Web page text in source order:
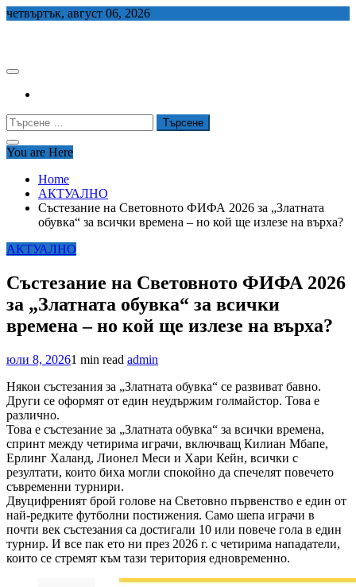
Skip
четвъртък, август 06, 2026
Търсене
за:
You are Here
Home
АКТУАЛНО
Състезание на Световното ФИФА 2026 за „Златната
обувка“ за всички времена – но кой ще излезе на върха?
АКТУАЛНО
Състезание на Световното ФИФА 2026
за „Златната обувка“ за всички
времена – но кой ще излезе на върха?
юли 8, 20261 min read admin
Някои състезания за „Златната обувка“ се развиват бавно.
Други се оформят от един неудържим голмайстор. Това е
различно.
Това е състезание за „Златната обувка“ за всички времена,
спринт между четирима играчи, включващ Килиан Мбапе,
Ерлинг Халанд, Лионел Меси и Хари Кейн, всички с
резултати, които биха могли спокойно да спечелят повечето
съвременни турнири.
Двуцифреният брой голове на Световно първенство е един от
най-редките футболни постижения. Само шепа играчи в
почти век състезания са достигали 10 или повече гола в един
турнир. И все пак ето ни през 2026 г. с четирима нападатели,
които се стремят към тази територия едновременно.